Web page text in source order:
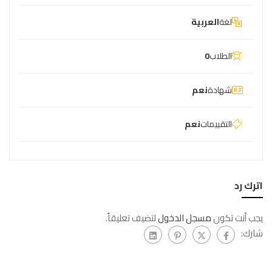
لغةالعربية
الطلاب0
شهادةنعم
التقييماتنعم
اترك رد
يجب أنت تكونمسجل الدخوللتضيف تعليقاً.
شارك: